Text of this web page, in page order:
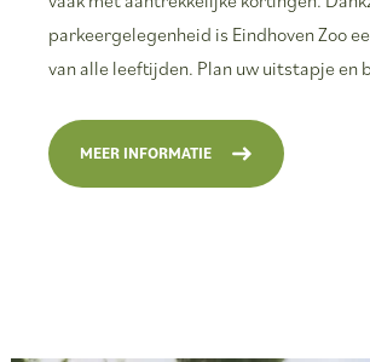
parkeergelegenheid is Eindhoven Zoo
van alle leeftijden. Plan uw uitstapje en
MEER INFORMATIE